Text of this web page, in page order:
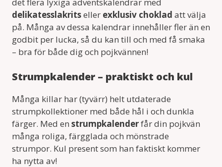
delikatesslakritseller exklusiv choklad att välja
på. Många av dessa kalendrar innehåller fler än en
godbit per lucka, så du kan till och med få smaka
– bra för både dig och pojkvännen!
Strumpkalender – praktiskt och kul
Många killar har (tyvärr) helt utdaterade
strumpkollektioner med både hål i och dunkla
färger. Med en strumpkalenderfår din pojkvän
många roliga, färgglada och mönstrade
strumpor. Kul present som han faktiskt kommer
ha nytta av!